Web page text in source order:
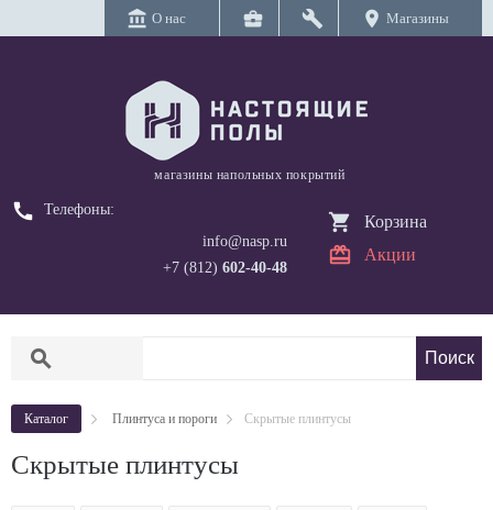
account_balance О нас business_center build location_on Магазины
магазины напольных покрытий
call
Телефоны:
info@nasp.ru
+7 (812) 602-40-48
Корзина
Акции
search
Каталог Плинтуса и пороги Скрытые плинтусы
Скрытые плинтусы